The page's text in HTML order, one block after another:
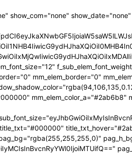
mm_elem_border="0"
mm_elem_color_a="#2ab6b8"